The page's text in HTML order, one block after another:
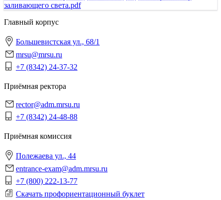
заливающего света.pdf
Главный корпус
Большевистская ул., 68/1
mrsu@mrsu.ru
+7 (8342) 24-37-32
Приёмная ректора
rector@adm.mrsu.ru
+7 (8342) 24-48-88
Приёмная комиссия
Полежаева ул., 44
entrance-exam@adm.mrsu.ru
+7 (800) 222-13-77
Скачать профориентационный буклет